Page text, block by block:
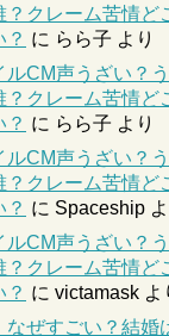
？クレーム苦情ど
に らら子 より
ルCM声うざい？
？クレーム苦情ど
に らら子 より
ルCM声うざい？
？クレーム苦情ど
に Spaceship
ルCM声うざい？
？クレーム苦情ど
に victamask よ
なぜすごい？結婚